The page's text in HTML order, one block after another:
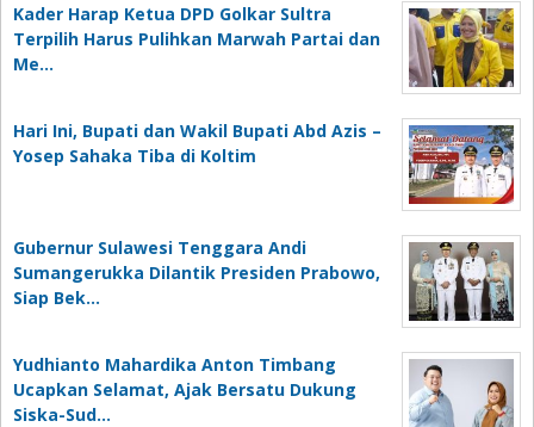
Kader Harap Ketua DPD Golkar Sultra
Terpilih Harus Pulihkan Marwah Partai dan
Me…
Hari Ini, Bupati dan Wakil Bupati Abd Azis –
Yosep Sahaka Tiba di Koltim
Gubernur Sulawesi Tenggara Andi
Sumangerukka Dilantik Presiden Prabowo,
Siap Bek…
Yudhianto Mahardika Anton Timbang
Ucapkan Selamat, Ajak Bersatu Dukung
Siska-Sud…